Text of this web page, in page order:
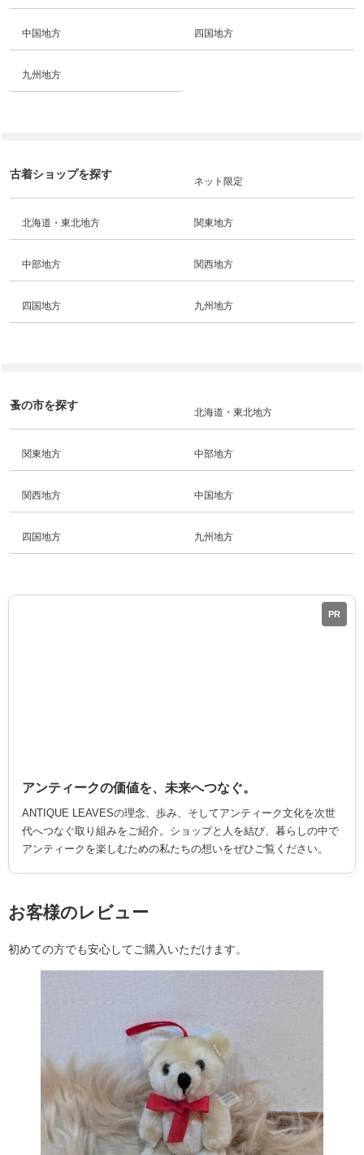
中国地方 四国地方
九州地方
古着ショップを探す
ネット限定
北海道・東北地方 関東地方
中部地方 関西地方
四国地方 九州地方
蚤の市を探す
北海道・東北地方
関東地方 中部地方
関西地方 中国地方
四国地方 九州地方
PR
アンティークの価値を、未来へつなぐ。
ANTIQUE LEAVESの理念、歩み、そしてアンティーク文化を次世
代へつなぐ取り組みをご紹介。ショップと人を結び、暮らしの中で
アンティークを楽しむための私たちの想いをぜひご覧ください。
お客様のレビュー
初めての方でも安心してご購入いただけます。